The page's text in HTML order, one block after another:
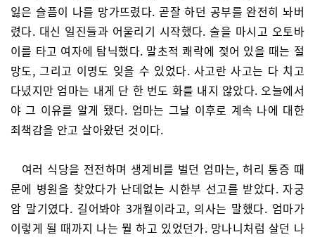
잃은 슬픔이 나를 망가뜨렸다. 곧잘 하던 공부를 완전히 놔버
렸다. 대신 일진들과 어울리기 시작했다. 술을 마시고 오토바
이를 타고 여자에 탐닉했다. 말초적 쾌락에 젖어 있을 때는 절
망도, 그리고 이명도 잊을 수 있었다. 사고란 사고는 다 치고
다녔지만 엄마는 내게 단 한 번도 화를 내지 않았다. 오늘에서
야 그 이유를 알게 됐다. 엄마는 그날 이후로 계속 나에 대한
죄책감을 안고 살아왔던 것이다.
여러 식당을 전전하며 생계비를 벌던 엄마는, 허리 통증 때
문에 병원을 찾았다가 난데없는 시한부 선고를 받았다. 자궁
암 말기였다. 길어봐야 3개월이라고, 의사는 말했다. 엄마가
이렇게 될 때까지 나는 뭘 하고 있었던가. 망나니처럼 살던 나